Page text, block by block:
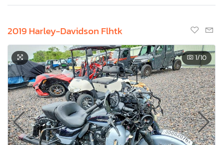
2019 Harley-Davidson Flhtk
1/10